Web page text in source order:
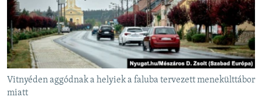
Vitnyéden aggódnak a helyiek a faluba tervezett menekülttábor
miatt